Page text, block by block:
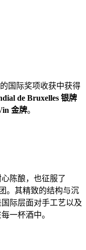
国际奖项收获中获得
de Bruxelles 银牌
金牌。
陈酿，也征服了
。其精致的结构与沉
际层面对手工艺以及
一杯酒中。